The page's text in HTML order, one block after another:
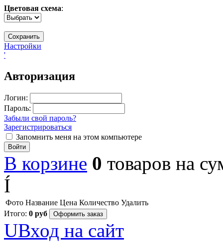
Цветовая схема:
Настройки
'
Авторизация
Логин:
Пароль:
Забыли свой пароль?
Зарегистрироваться
Запомнить меня на этом компьютере
Войти
В корзине 0 товаров на
Í
Фото Название Цена Количество Удалить
Итого: 0 руб Оформить заказ
UВход на сайт